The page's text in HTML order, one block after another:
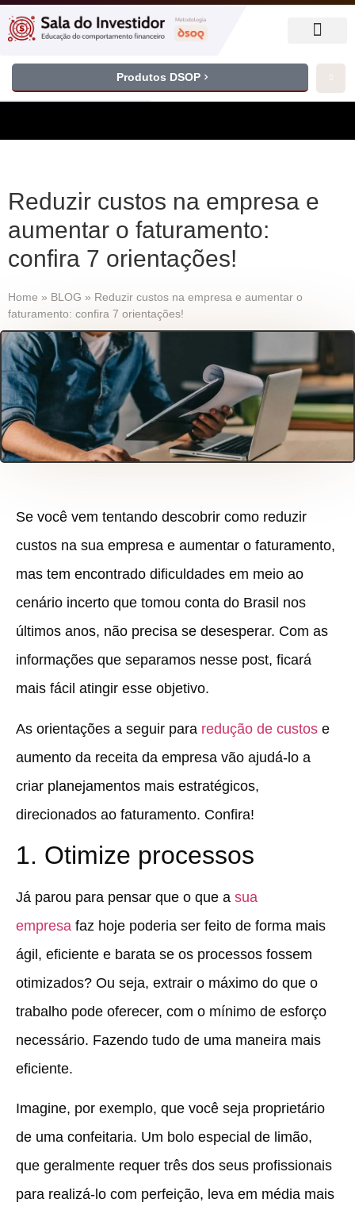
Produtos DSOP
Reduzir custos na empresa e
aumentar o faturamento:
confira 7 orientações!
Home » BLOG » Reduzir custos na empresa e aumentar o
faturamento: confira 7 orientações!
Se você vem tentando descobrir como reduzir
custos na sua empresa e aumentar o faturamento,
mas tem encontrado dificuldades em meio ao
cenário incerto que tomou conta do Brasil nos
últimos anos, não precisa se desesperar. Com as
informações que separamos nesse post, ficará
mais fácil atingir esse objetivo.
As orientações a seguir para redução de custos e
aumento da receita da empresa vão ajudá-lo a
criar planejamentos mais estratégicos,
direcionados ao faturamento. Confira!
1. Otimize processos
Já parou para pensar que o que a sua
empresa faz hoje poderia ser feito de forma mais
ágil, eficiente e barata se os processos fossem
otimizados? Ou seja, extrair o máximo do que o
trabalho pode oferecer, com o mínimo de esforço
necessário. Fazendo tudo de uma maneira mais
eficiente.
Imagine, por exemplo, que você seja proprietário
de uma confeitaria. Um bolo especial de limão,
que geralmente requer três dos seus profissionais
para realizá-lo com perfeição, leva em média mais